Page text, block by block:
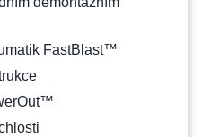
FastBlast™